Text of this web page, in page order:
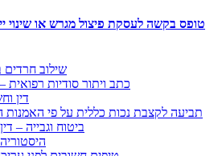
טופס בקשה לעסקת פיצול מגרש או שינוי
שילוב
כתב ויתור סודיות רפואית –
דין
תביעה לקצבת נכות כללית על פי האמנות
ביטוח וגבייה – דין